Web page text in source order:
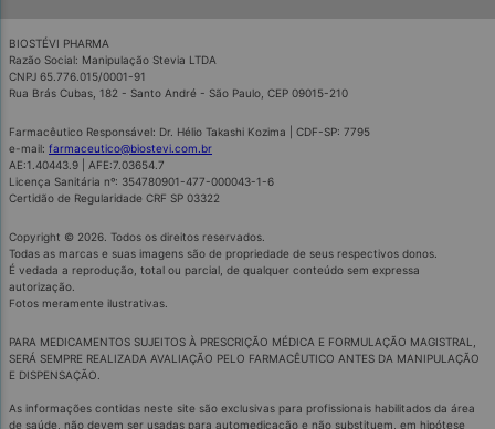
BIOSTÉVI PHARMA
Razão Social: Manipulação Stevia LTDA
CNPJ 65.776.015/0001-91
Rua Brás Cubas, 182 - Santo André - São Paulo, CEP 09015-210
Farmacêutico Responsável: Dr. Hélio Takashi Kozima | CDF-SP: 7795
e-mail: farmaceutico@biostevi.com.br
AE:1.40443.9 | AFE:7.03654.7
Licença Sanitária nº: 354780901-477-000043-1-6
Certidão de Regularidade CRF SP 03322
Copyright © 2026. Todos os direitos reservados.
Todas as marcas e suas imagens são de propriedade de seus respectivos donos.
É vedada a reprodução, total ou parcial, de qualquer conteúdo sem expressa
autorização.
Fotos meramente ilustrativas.
PARA MEDICAMENTOS SUJEITOS À PRESCRIÇÃO MÉDICA E FORMULAÇÃO MAGISTRAL,
SERÁ SEMPRE REALIZADA AVALIAÇÃO PELO FARMACÊUTICO ANTES DA MANIPULAÇÃO
E DISPENSAÇÃO.
As informações contidas neste site são exclusivas para profissionais habilitados da área
de saúde, não devem ser usadas para automedicação e não substituem, em hipótese